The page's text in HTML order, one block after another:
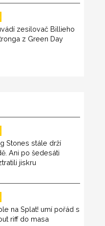
zesilovač Billieho
z Green Day
Stones stále drží
Ani po šedesáti
jiskru
na Splat! umí pořád s
riff do masa